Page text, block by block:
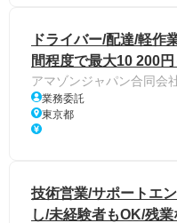
ドライバー/配達/軽作
間程度で最大10 200
アマゾンジャパン合同会
業務委託
東京都
技術営業/サポートエ
し/未経験者もOK/残